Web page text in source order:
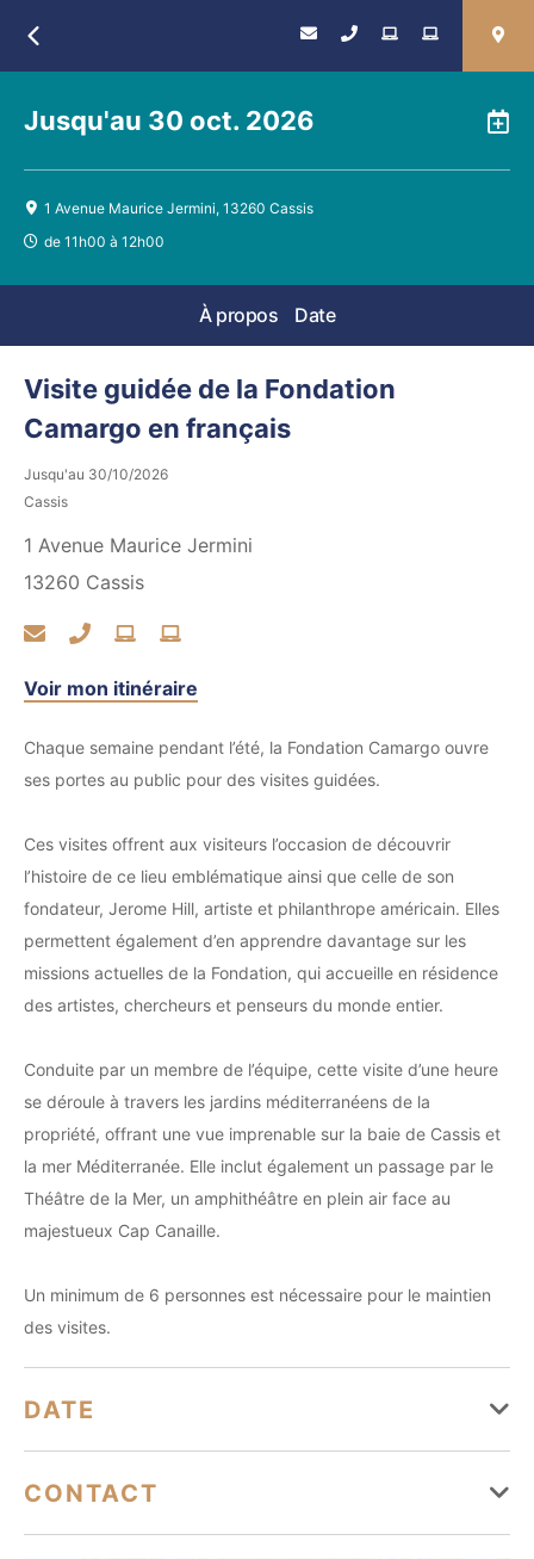
Jusqu'au 30 oct. 2026
1 Avenue Maurice Jermini, 13260 Cassis
de 11h00 à 12h00
À propos Date
Visite guidée de la Fondation
Camargo en français
Jusqu'au 30/10/2026
Cassis
1 Avenue Maurice Jermini
13260 Cassis
Voir mon itinéraire
Chaque semaine pendant l’été, la Fondation Camargo ouvre
ses portes au public pour des visites guidées.
Ces visites offrent aux visiteurs l’occasion de découvrir
l’histoire de ce lieu emblématique ainsi que celle de son
fondateur, Jerome Hill, artiste et philanthrope américain. Elles
permettent également d’en apprendre davantage sur les
missions actuelles de la Fondation, qui accueille en résidence
des artistes, chercheurs et penseurs du monde entier.
Conduite par un membre de l’équipe, cette visite d’une heure
se déroule à travers les jardins méditerranéens de la
propriété, offrant une vue imprenable sur la baie de Cassis et
la mer Méditerranée. Elle inclut également un passage par le
Théâtre de la Mer, un amphithéâtre en plein air face au
majestueux Cap Canaille.
Un minimum de 6 personnes est nécessaire pour le maintien
des visites.
DATE
Du 24 avril au 30 octobre
Lundi Fermé
CONTACT